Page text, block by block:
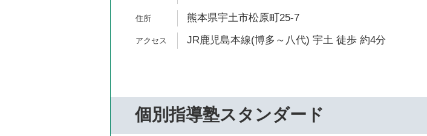
熊本県宇土市松原町25-7
JR鹿児島本線(博多～八代) 宇土 徒歩 約4分
個別指導塾スタンダード